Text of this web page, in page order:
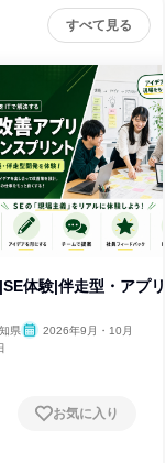
すべて見る
体験|伴走型・アプ
県
2026年9月・10月
お気に入り